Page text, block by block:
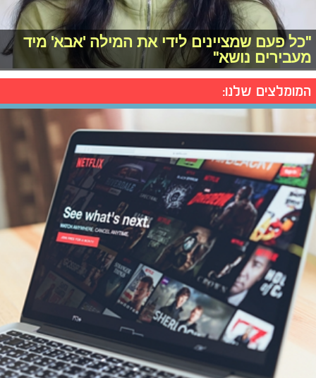
"כל פעם שמציינים לידי את המילה 'אבא' מיד
מעבירים נושא"
המומלצים שלנו: